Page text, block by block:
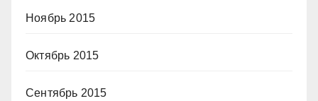
Ноябрь 2015
Октябрь 2015
Сентябрь 2015